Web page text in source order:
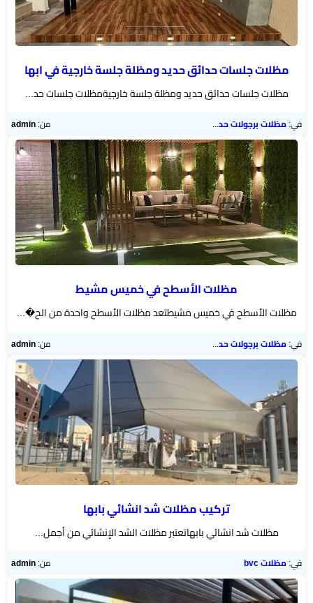
مظلات جلسات حدائق حديد ومظلة جلسة خارجية في ابها
مظلات جلسات حدائق حديد ومظلة جلسة خارجيةمظلات جلسات حد...
في:مظلات برجولات حدائق من:admin
مظلات الأسطح في خميس مشيط
مظلات الأسطح في خميس مشيطتعد مظلات الأسطح واحدة من الح�...
في:مظلات برجولات حدائق من:admin
تركيب مظلات شد انشائي بابها
مظلات شد انشائي بابهاتعتبر مظلات الشد الإنشائي من أجمل...
في:مظلات bvc من:admin